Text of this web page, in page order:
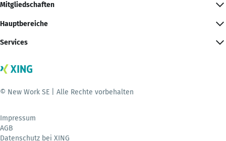
Mitgliedschaften
Hauptbereiche
Services
© New Work SE | Alle Rechte vorbehalten
Impressum
AGB
Datenschutz bei XING